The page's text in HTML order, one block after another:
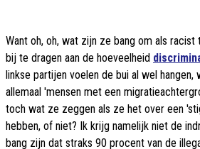
Want oh, oh, wat zijn ze bang om als
bij te dragen aan de hoeveelheid
linkse partijen voelen de bui al wel
allemaal 'mensen met een
toch wat ze zeggen als ze het over een
hebben, of niet? Ik krijg namelijk niet de
bang zijn dat straks 90 procent van de